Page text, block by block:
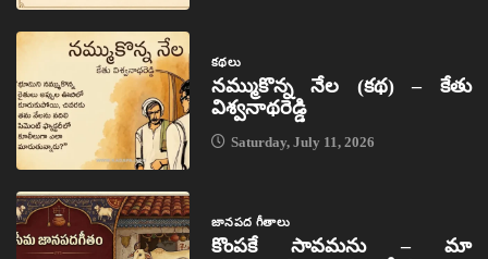
కథలు
నమ్ముకొన్న నేల (కథ) – కేతు
విశ్వనాథరెడ్డి
Saturday, July 11, 2026
జానపద గీతాలు
కొంపకే సావమను – మా